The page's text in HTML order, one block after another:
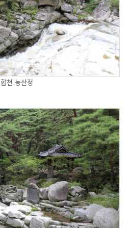
합천 농산정